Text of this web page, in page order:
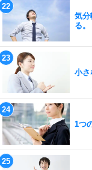
気分
る。
小さ
1つ